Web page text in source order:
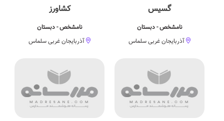
گسیس
نامشخص - دبستان
آذربایجان غربی سلماس
کشاورز
نامشخص - دبستان
آذربایجان غربی سلماس